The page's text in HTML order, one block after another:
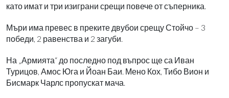
като имат и три изиграни срещи повече от съперника.
Мъри има превес в преките двубои срещу Стойчо – 3
победи, 2 равенства и 2 загуби.
На „Армията“ до последно под въпрос ще са Иван
Турицов, Амос Юга и Йоан Баи. Мено Кох, Тибо Вион и
Бисмарк Чарлс пропускат мача.